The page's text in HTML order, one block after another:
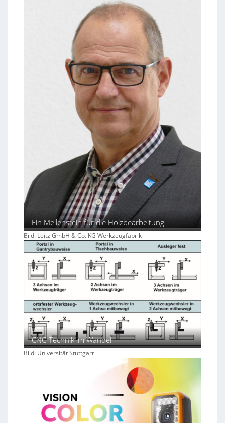
Ein Meilenstein für die Holzbearbeitung
Bild: Leitz GmbH & Co. KG Werkzeugfabrik
CNC-Technik im Wandel
Bild: Universität Stuttgart